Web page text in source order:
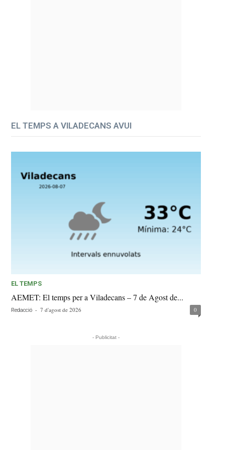
EL TEMPS A VILADECANS AVUI
EL TEMPS
AEMET: El temps per a Viladecans – 7 de Agost de...
Redacció - 7 d'agost de 2026 0
- Publicitat -